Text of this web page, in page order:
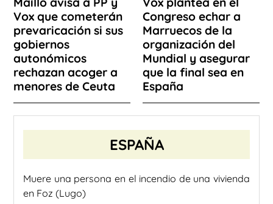
Vox que cometerán
prevaricación si sus
gobiernos
autonómicos
rechazan acoger a
menores de Ceuta
Congreso echar a
Marruecos de la
organización del
Mundial y asegurar
que la final sea en
España
ESPAÑA
Muere una persona en el incendio de una vivienda
en Foz (Lugo)